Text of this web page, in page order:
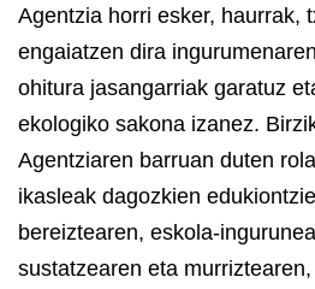
Agentzia horri esker, haurrak,
engaiatzen dira
ohitura jasangarriak garatuz
ekologiko sakona izanez.
Agentziaren barruan duten
ikasleak dagozkien
bereiztearen, eskola-
sustatzearen eta murriztearen,